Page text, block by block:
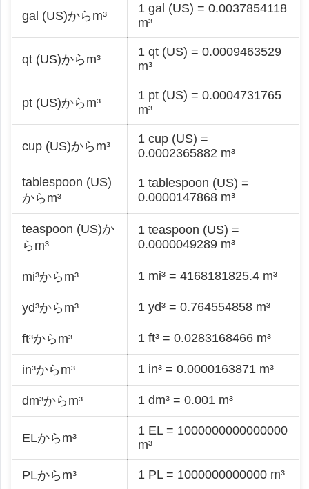
gal (US)からm³
1 gal (US) = 0.0037854118
m³
qt (US)からm³
1 qt (US) = 0.0009463529
m³
pt (US)からm³
1 pt (US) = 0.0004731765
m³
cup (US)からm³
1 cup (US) =
0.0002365882 m³
tablespoon (US)
からm³
1 tablespoon (US) =
0.0000147868 m³
teaspoon (US)か
らm³
1 teaspoon (US) =
0.0000049289 m³
mi³からm³ 1 mi³ = 4168181825.4 m³
yd³からm³ 1 yd³ = 0.764554858 m³
ft³からm³ 1 ft³ = 0.0283168466 m³
in³からm³ 1 in³ = 0.0000163871 m³
dm³からm³ 1 dm³ = 0.001 m³
ELからm³
1 EL = 1000000000000000
m³
PLからm³ 1 PL = 1000000000000 m³